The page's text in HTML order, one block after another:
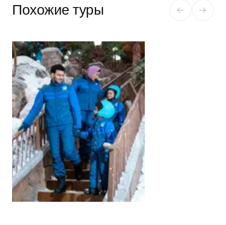
Похожие туры
ABU DHABI, UNITED ARAB EMIRATES
Snow Abu Dhabi
4 Hours ОтRUB 7774.25